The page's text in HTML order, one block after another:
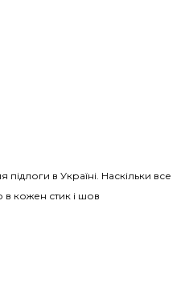
в Україні. Наскільки все
в кожен стик і шов